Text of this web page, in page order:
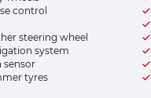
control
steering wheel
system
sensor
tyres